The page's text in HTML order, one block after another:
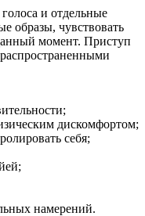
и отдельные
образы, чувствовать
момент. Приступ
дискомфортом;
себя;
намерений.